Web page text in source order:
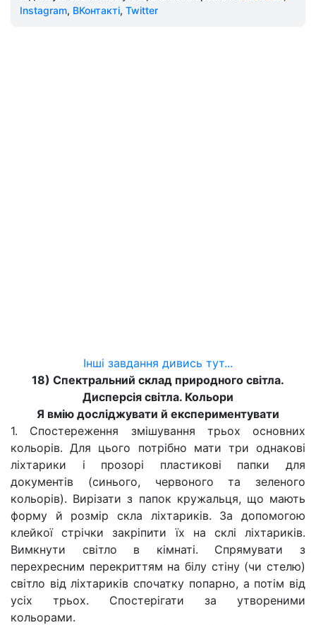
Instagram, ВКонтакті, Twitter
Інші завдання дивись тут...
18) Спектральний склад природного світла.
Дисперсія світла. Кольори
Я вмію досліджувати й експериментувати
1. Спостереження змішування трьох основних
кольорів. Для цього потрібно мати три однакові
ліхтарики і прозорі пластикові папки для
документів (синього, червоного та зеленого
кольорів). Вирізати з папок кружальця, що мають
форму й розмір скла ліхтариків. За допомогою
клейкої стрічки закріпити їх на склі ліхтариків.
Вимкнути світло в кімнаті. Спрямувати з
перехресним перекриттям на білу стіну (чи стелю)
світло від ліхтариків спочатку попарно, а потім від
усіх трьох. Спостерігати за утвореними
кольорами.